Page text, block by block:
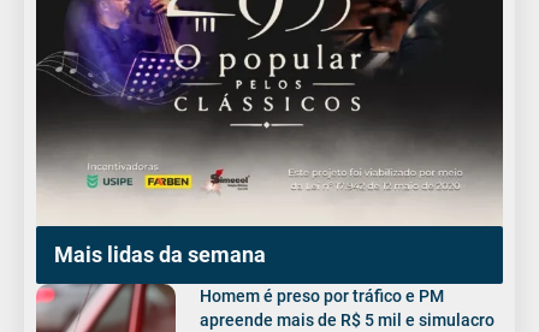
Mais lidas da semana
Homem é preso por tráfico e PM
apreende mais de R$ 5 mil e simulacro